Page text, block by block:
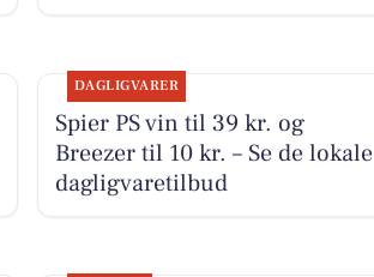
DAGLIGVARER
Spier PS vin til 39 kr. og
Breezer til 10 kr. – Se de lokale
dagligvaretilbud